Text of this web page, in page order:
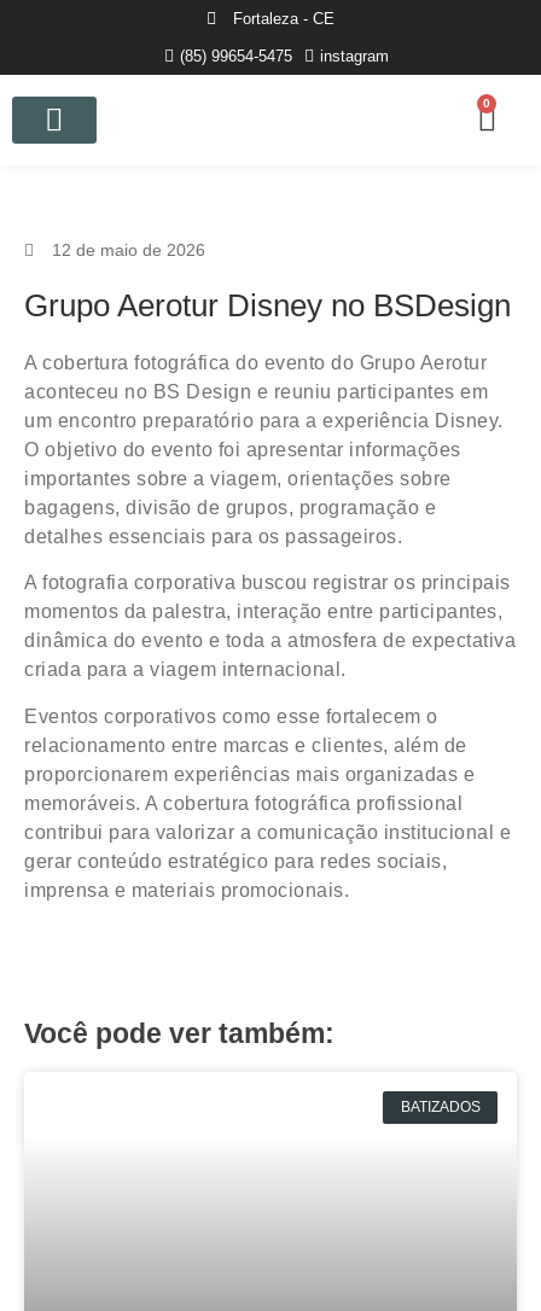
Fortaleza - CE
(85) 99654-5475 instagram
0
12 de maio de 2026
Grupo Aerotur Disney no BSDesign
A cobertura fotográfica do evento do Grupo Aerotur
aconteceu no BS Design e reuniu participantes em
um encontro preparatório para a experiência Disney.
O objetivo do evento foi apresentar informações
importantes sobre a viagem, orientações sobre
bagagens, divisão de grupos, programação e
detalhes essenciais para os passageiros.
A fotografia corporativa buscou registrar os principais
momentos da palestra, interação entre participantes,
dinâmica do evento e toda a atmosfera de expectativa
criada para a viagem internacional.
Eventos corporativos como esse fortalecem o
relacionamento entre marcas e clientes, além de
proporcionarem experiências mais organizadas e
memoráveis. A cobertura fotográfica profissional
contribui para valorizar a comunicação institucional e
gerar conteúdo estratégico para redes sociais,
imprensa e materiais promocionais.
Você pode ver também:
BATIZADOS